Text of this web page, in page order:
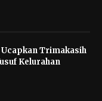
Trimakasih
Kelurahan